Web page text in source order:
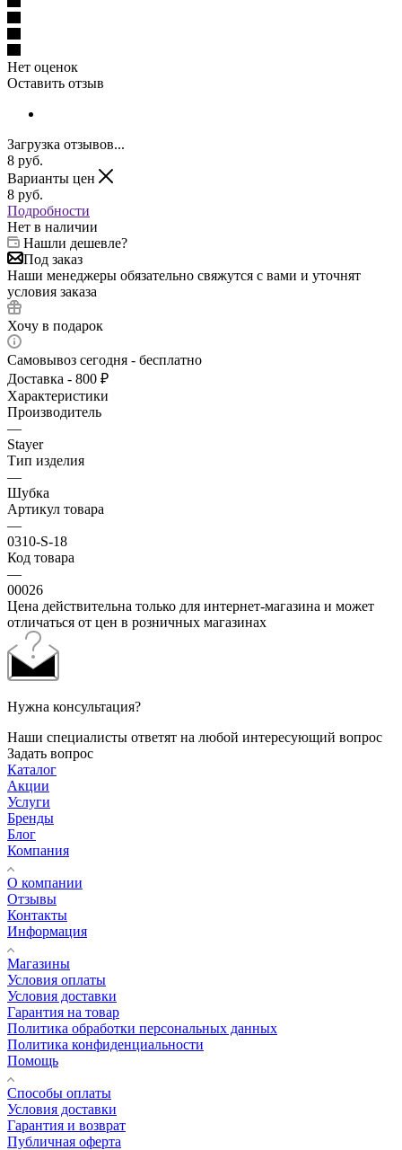
Нет оценок
Оставить отзыв
Загрузка отзывов...
8 руб.
Варианты цен
8 руб.
Подробности
Нет в наличии
Нашли дешевле?
Под заказ
Наши менеджеры обязательно свяжутся с вами и уточнят
условия заказа
Хочу в подарок
Самовывоз сегодня - бесплатно
Доставка - 800 ₽
Характеристики
Производитель
—
Stayer
Тип изделия
—
Шубка
Артикул товара
—
0310-S-18
Код товара
—
00026
Цена действительна только для интернет-магазина и может
отличаться от цен в розничных магазинах
Нужна консультация?
Наши специалисты ответят на любой интересующий вопрос
Задать вопрос
Каталог
Акции
Услуги
Бренды
Блог
Компания
О компании
Отзывы
Контакты
Информация
Магазины
Условия оплаты
Условия доставки
Гарантия на товар
Политика обработки персональных данных
Политика конфиденциальности
Помощь
Способы оплаты
Условия доставки
Гарантия и возврат
Публичная оферта